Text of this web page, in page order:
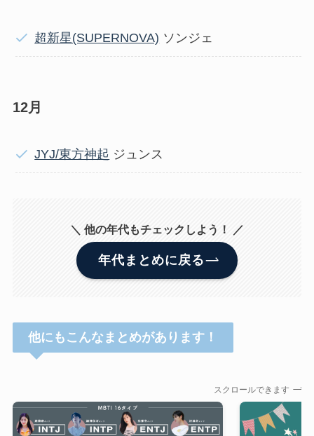
超新星(SUPERNOVA) ソンジェ
12月
JYJ/東方神起 ジュンス
＼ 他の年代もチェックしよう！ ／
年代まとめに戻る
他にもこんなまとめがあります！
スクロールできます